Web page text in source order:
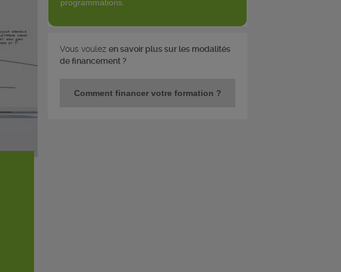
programmations.
Vous voulezen savoir plus sur les modalités
de financement ?
Comment financer votre formation ?